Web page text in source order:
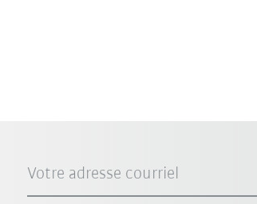
Votre adresse courriel